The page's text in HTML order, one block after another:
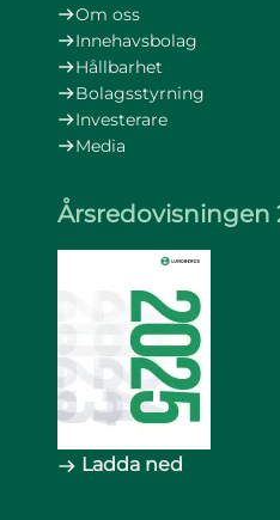
Om oss
Innehavsbolag
Hållbarhet
Bolagsstyrning
Investerare
Media
Årsredovisningen
Ladda ned